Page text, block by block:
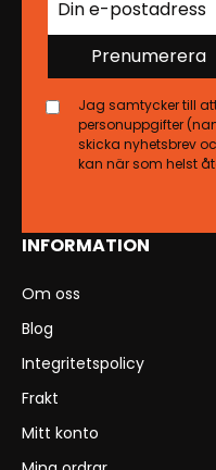
INFORMATION
Om oss
Blog
Integritetspolicy
Frakt
Mitt konto
Prenumerera
Jag samtycker till
personuppgifter
skicka nyhetsbrev
kan när som helst